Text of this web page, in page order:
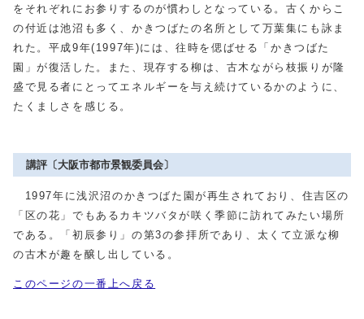
をそれぞれにお参りするのが慣わしとなっている。古くからこ
の付近は池沼も多く、かきつばたの名所として万葉集にも詠ま
れた。平成9年(1997年)には、往時を偲ばせる「かきつばた
園」が復活した。また、現存する柳は、古木ながら枝振りが隆
盛で見る者にとってエネルギーを与え続けているかのように、
たくましさを感じる。
講評〔大阪市都市景観委員会〕
1997年に浅沢沼のかきつばた園が再生されており、住吉区の
「区の花」でもあるカキツバタが咲く季節に訪れてみたい場所
である。「初辰参り」の第3の参拝所であり、太くて立派な柳
の古木が趣を醸し出している。
このページの一番上へ戻る